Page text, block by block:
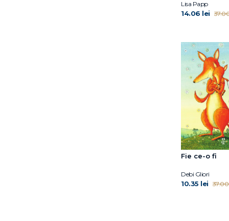
Lisa Papp
14.06 lei
Fie ce-o fi
Debi Gliori
10.35 lei 37.00